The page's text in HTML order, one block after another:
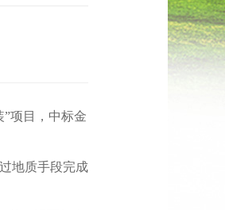
项目，中标金
地质手段完成